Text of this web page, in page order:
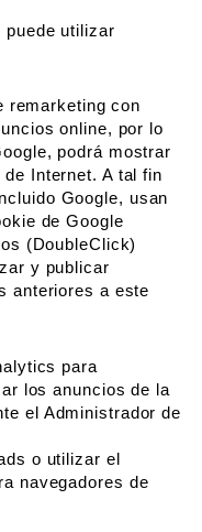
puede utilizar
remarketing con
online, por lo
podrá mostrar
Internet. A tal fin
Google, usan
de Google
(DoubleClick)
y publicar
anteriores a este
para
los anuncios de la
el Administrador de
o utilizar el
navegadores de